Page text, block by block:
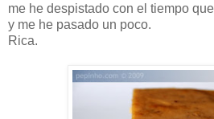
me he despistado con el tiempo
y me he pasado un poco.
Rica.